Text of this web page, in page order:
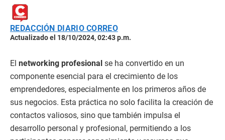
REDACCIÓN DIARIO CORREO
Actualizado el 18/10/2024, 02:43 p.m.
El networking profesional se ha convertido en un
componente esencial para el crecimiento de los
emprendedores, especialmente en los primeros años de
sus negocios. Esta práctica no solo facilita la creación de
contactos valiosos, sino que también impulsa el
desarrollo personal y profesional, permitiendo a los